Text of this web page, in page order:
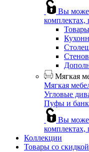
Вы
комплектах,
Мягкая
Мягкая
Угловые
Пуфы и
Вы
комплектах,
Коллекции
Товары со скидкой